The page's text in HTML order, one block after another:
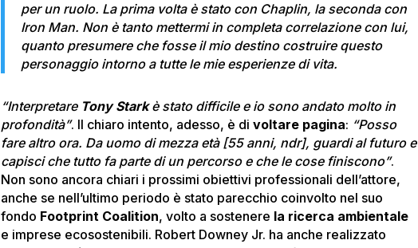
per un ruolo. La prima volta è stato con Chaplin, la seconda con
Iron Man. Non è tanto mettermi in completa correlazione con lui,
quanto presumere che fosse il mio destino costruire questo
personaggio intorno a tutte le mie esperienze di vita.
“Interpretare Tony Starkè stato difficile e io sono andato molto in
profondità”. Il chiaro intento, adesso, è divoltare pagina: “Posso
fare altro ora. Da uomo di mezza età [55 anni, ndr], guardi al futuro e
capisci che tutto fa parte di un percorso e che le cose finiscono”.
Non sono ancora chiari i prossimi obiettivi professionali dell’attore,
anche se nell’ultimo periodo è stato parecchio coinvolto nel suo
fondo Footprint Coalition, volto a sostenere la ricerca ambientale
e imprese ecosostenibili. Robert Downey Jr. ha anche realizzato